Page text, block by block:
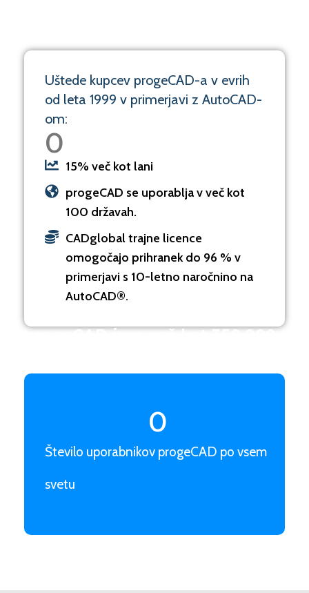
Uštede kupcev progeCAD-a v evrih
od leta 1999 v primerjavi z AutoCAD-
om:
0
15% več kot lani
progeCAD se uporablja v več kot
100 državah.
CADglobal trajne licence
omogočajo prihranek do 96 % v
primerjavi s 10-letno naročnino na
AutoCAD®.
progeCAD ima več kot 350.000
Število uporabnikov progeCAD po vsem
svetu
0